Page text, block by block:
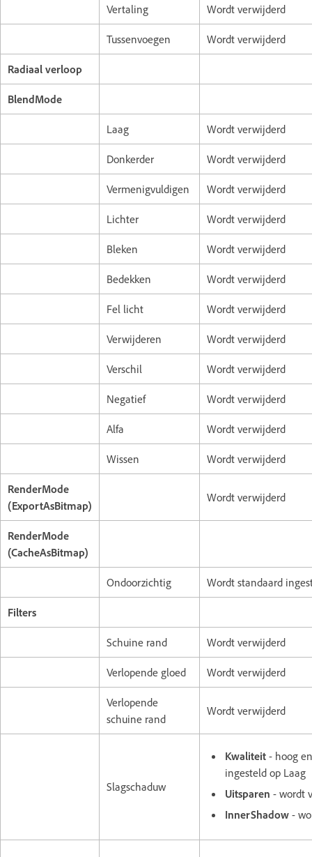
Vertaling Wordt verwijderd
Tussenvoegen Wordt verwijderd
Radiaal verloop
BlendMode
Laag Wordt verwijderd
Donkerder Wordt verwijderd
Vermenigvuldigen Wordt verwijderd
Lichter Wordt verwijderd
Bleken Wordt verwijderd
Bedekken Wordt verwijderd
Fel licht Wordt verwijderd
Verwijderen Wordt verwijderd
Verschil Wordt verwijderd
Negatief Wordt verwijderd
Alfa Wordt verwijderd
Wissen Wordt verwijderd
RenderMode
(ExportAsBitmap)
Wordt verwijderd
RenderMode
(CacheAsBitmap)
Ondoorzichtig Wordt standaard
Filters
Schuine rand Wordt verwijderd
Verlopende gloed Wordt verwijderd
Verlopende
schuine rand
Wordt verwijderd
Slagschaduw
Kwaliteit - hoog
ingesteld op Laag
Uitsparen - wordt
InnerShadow -